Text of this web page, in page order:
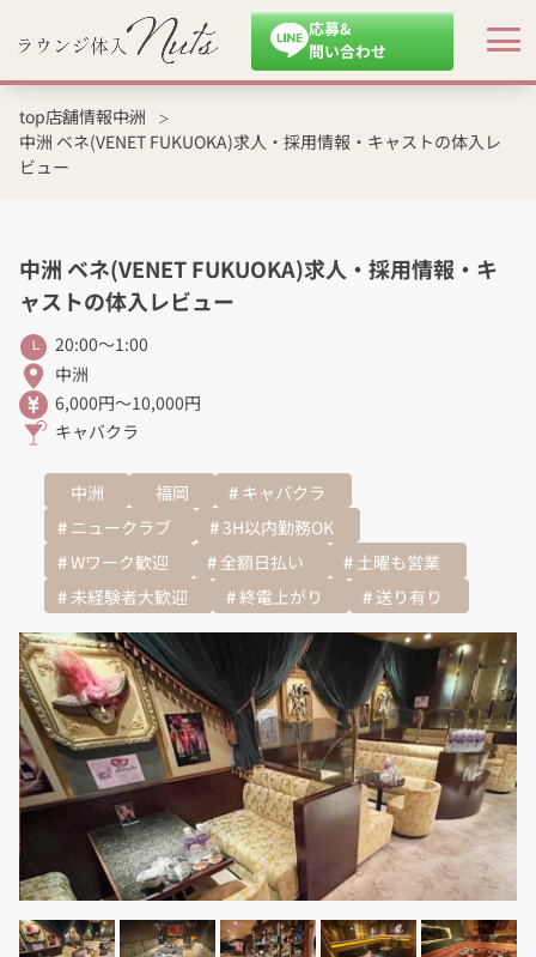
応募&
問い合わせ
top店舗情報中洲
中洲 ベネ(VENET FUKUOKA)求人・採用情報・キャストの体入レ
ビュー
中洲 ベネ(VENET FUKUOKA)求人・採用情報・キ
ャストの体入レビュー
20:00～1:00
中洲
6,000円～10,000円
キャバクラ
中洲 福岡
キャバクラ
ニュークラブ
3H以内勤務OK
Wワーク歓迎
全額日払い
土曜も営業
未経験者大歓迎
終電上がり 送り有り